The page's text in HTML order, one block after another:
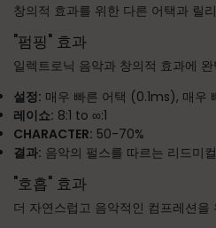
창의적 효과를 위한 다른 어택과 릴
"펌핑" 효과
일렉트로닉 음악과 창의적 효과에 완
설정: 매우 빠른 어택 (0.1ms), 매
레이쇼: 8:1 to ∞:1
CHARACTER: 50-70%
결과: 음악의 펄스를 따르는 리드미
"호흡" 효과
더 자연스럽고 음악적인 컴프레션을